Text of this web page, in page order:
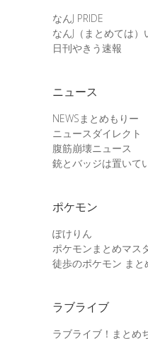
なんJ PRIDE
なんJ（まとめては）
日刊やきう速報
ニュース
NEWSまとめもりー
ニュースダイレクト
腹筋崩壊ニュース
銃とバッジは置いて
ポケモン
ぽけりん
ポケモンまとめマス
徒歩のポケモン まと
ラブライブ
ラブライブ！まとめ